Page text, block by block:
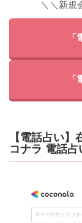
＼＼新規
【電話占い
コナラ 電話占